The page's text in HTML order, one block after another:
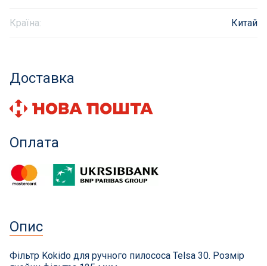
Інклюзивність пляжів
Оздоблення чаші басейну
Садові фонтани
Килимки-протиковзки для басейнів
Килими кам'яні
Сауни
Країна: Китай
Доставка
Оплата
Опис
Фільтр Kokido для ручного пилососа Telsa 30. Розмір